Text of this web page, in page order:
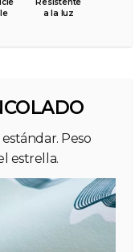
a la luz
Peso
estrella.